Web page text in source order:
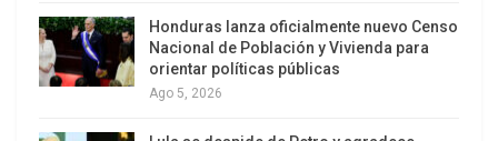
Honduras lanza oficialmente nuevo Censo
Nacional de Población y Vivienda para
orientar políticas públicas
Ago 5, 2026